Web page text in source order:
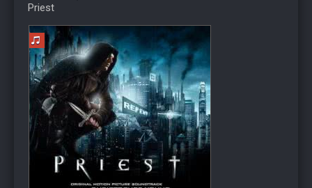
Priest